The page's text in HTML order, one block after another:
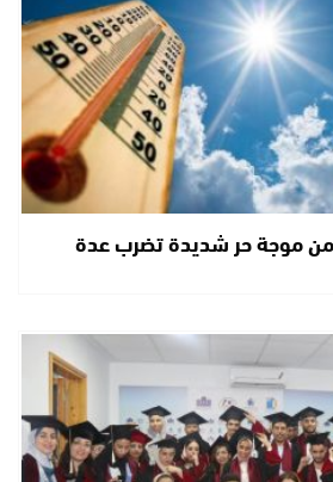
من موجة حر شديدة تضرب عدة